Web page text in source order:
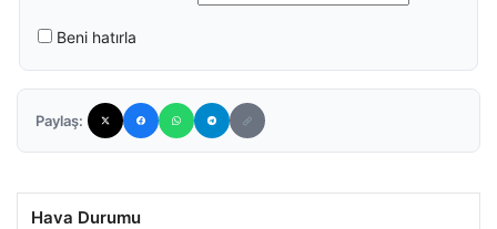
Beni hatırla
Paylaş:
Hava Durumu